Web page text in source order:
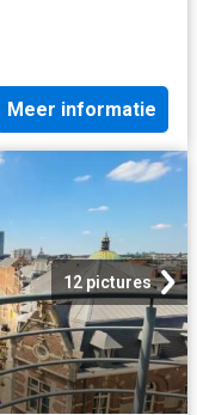
Meer informatie
12 pictures